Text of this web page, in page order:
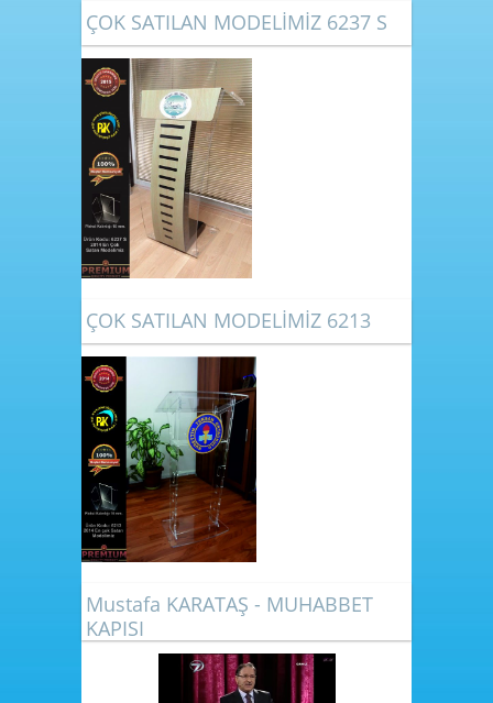
ÇOK SATILAN MODELİMİZ 6237 S
ÇOK SATILAN MODELİMİZ 6213
Mustafa KARATAŞ - MUHABBET
KAPISI